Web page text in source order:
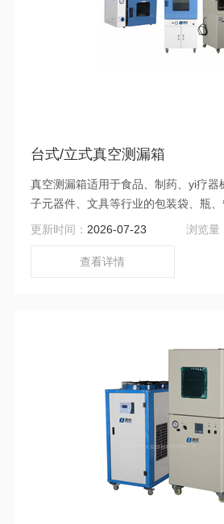
台式/立式真空测漏箱
真空测漏箱适用于食品、制药、yi疗器
子元器件、文具等行业的包装袋、瓶、
试验，亦可进行经跌落、耐压试验后的
而防止产品发生泄漏、污染、资源的损
更新时间： 2026-07-23 浏览量
查看详情